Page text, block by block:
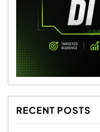
RECENT POSTS